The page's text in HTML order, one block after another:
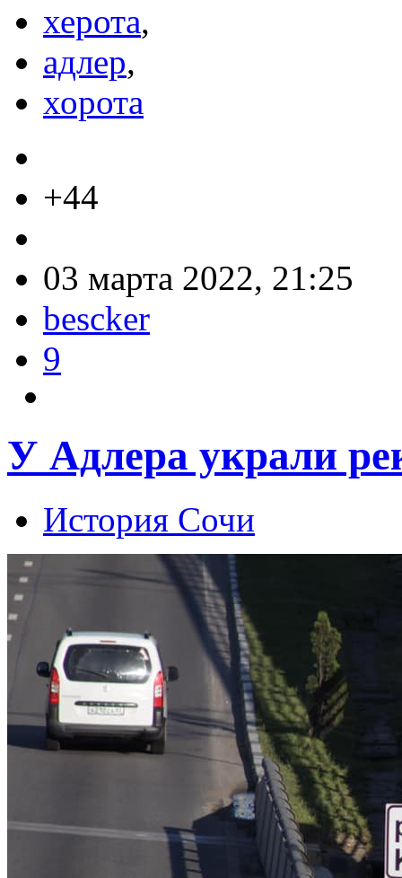
херота,
адлер,
хорота
+44
03 марта 2022, 21:25
bescker
9
У Адлера украли
История Сочи